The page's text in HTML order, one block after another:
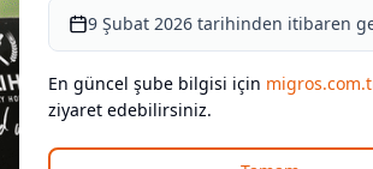
9 Şubat 2026 tarihinden itibaren
En güncel şube bilgisi için
ziyaret edebilirsiniz.